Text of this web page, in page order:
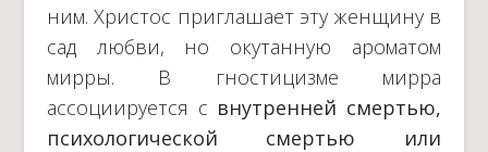
ним. Христос приглашает эту женщину в
сад любви, но окутанную ароматом
мирры. В гностицизме мирра
ассоциируется с внутренней смертью,
психологической смертью или